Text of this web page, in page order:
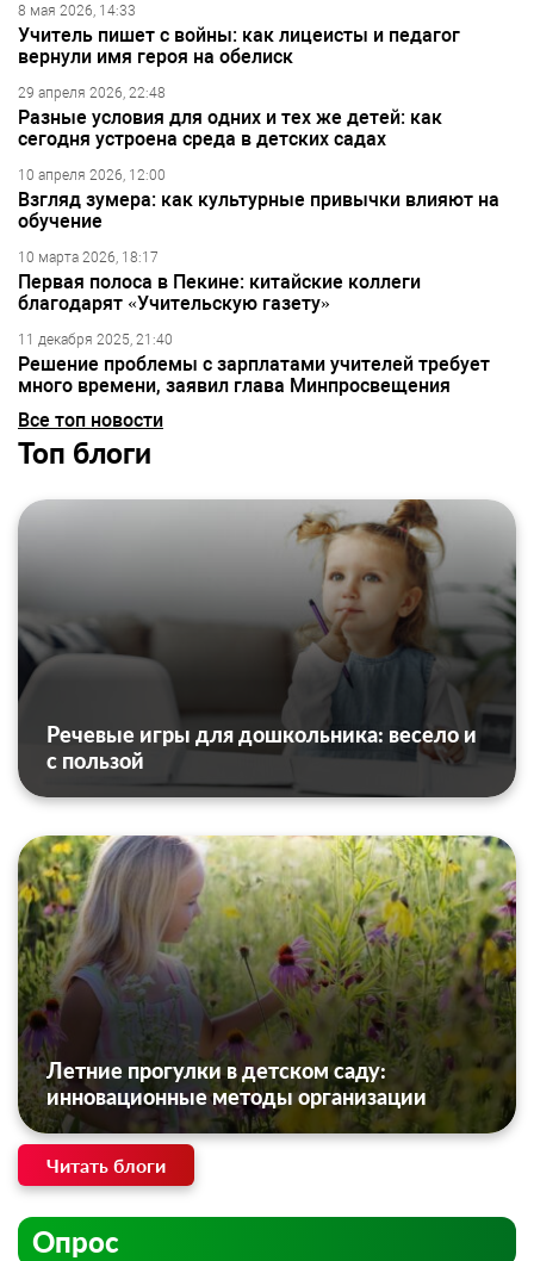
8 мая 2026, 14:33
Учитель пишет с войны: как лицеисты и педагог
вернули имя героя на обелиск
29 апреля 2026, 22:48
Разные условия для одних и тех же детей: как
сегодня устроена среда в детских садах
10 апреля 2026, 12:00
Взгляд зумера: как культурные привычки влияют на
обучение
10 марта 2026, 18:17
Первая полоса в Пекине: китайские коллеги
благодарят «Учительскую газету»
11 декабря 2025, 21:40
Решение проблемы с зарплатами учителей требует
много времени, заявил глава Минпросвещения
Все топ новости
Топ блоги
Речевые игры для дошкольника: весело и
с пользой
Летние прогулки в детском саду:
инновационные методы организации
Читать блоги
Опрос